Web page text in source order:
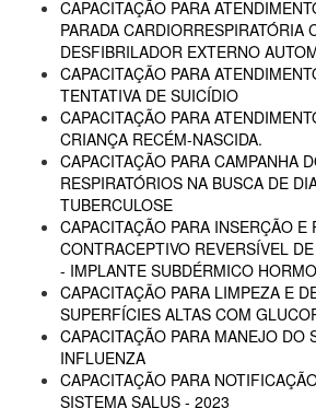
CAPACITAÇÃO PARA
PARADA CARDIORRESPIRATÓRIA
DESFIBRILADOR EXTERNO
CAPACITAÇÃO PARA
TENTATIVA DE SUICÍDIO
CAPACITAÇÃO PARA
CRIANÇA RECÉM-NASCIDA.
CAPACITAÇÃO PARA CAMPANHA
RESPIRATÓRIOS NA BUSCA DE
TUBERCULOSE
CAPACITAÇÃO PARA INSERÇÃO E
CONTRACEPTIVO REVERSÍVEL
- IMPLANTE SUBDÉRMICO
CAPACITAÇÃO PARA LIMPEZA E
SUPERFÍCIES ALTAS COM
CAPACITAÇÃO PARA MANEJO DO
INFLUENZA
CAPACITAÇÃO PARA
SISTEMA SALUS - 2023